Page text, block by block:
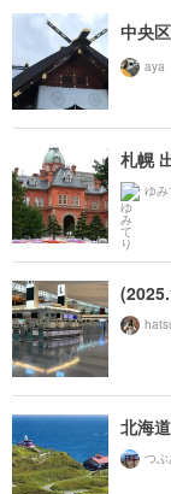
中央
aya
札幌
ゆみ
北海
つぶ